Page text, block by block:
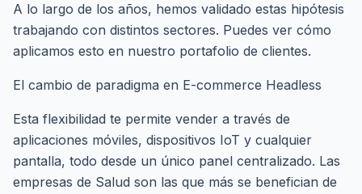
A lo largo de los años, hemos validado estas hipótesis
trabajando con distintos sectores. Puedes ver cómo
aplicamos esto en nuestro portafolio de clientes.
El cambio de paradigma en E-commerce Headless
Esta flexibilidad te permite vender a través de
aplicaciones móviles, dispositivos IoT y cualquier
pantalla, todo desde un único panel centralizado. Las
empresas de Salud son las que más se benefician de